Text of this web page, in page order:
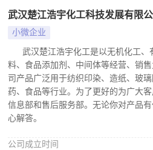
武汉楚江浩宇化工科技发展有限
小微企业
武汉楚江浩宇化工是以无机化工、
料、食品添加剂、中间体等经营、销
司产品广泛用于纺织印染、造纸、玻
药、食品等行业。为了更好的为广大
信息部和售后服务部。无论你对产品
心解答。
公司成立时间